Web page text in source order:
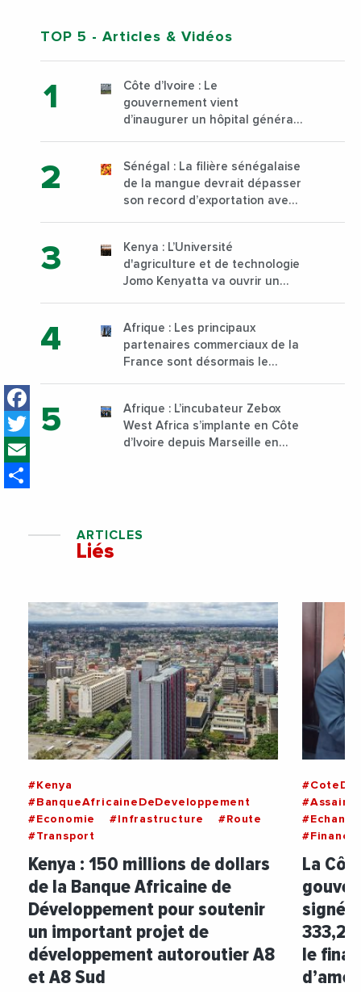
Facebook
Twitter
TOP 5 - Articles & Vidéos
Côte d’Ivoire : Le
gouvernement vient
d’inaugurer un hôpital général
Sénégal : La filière sénégalaise
de la mangue devrait dépasser
son record d’exportation avec
Kenya : L’Université
d'agriculture et de technologie
Jomo Kenyatta va ouvrir un
sur son campus de Karen à
Nairobi dès janvier 2023
Afrique : Les principaux
partenaires commerciaux de la
France sont désormais le
Afrique : L’incubateur Zebox
West Africa s’implante en Côte
d’Ivoire depuis Marseille en
ARTICLES
Liés
#Kenya
#BanqueAfricaineDeDeveloppement
#Economie
#Infrastructure
#Route
#Transport
Kenya : 150 millions de dollars
de la Banque Africaine de
Développement pour soutenir
un important projet de
développement autoroutier A8
et A8 Sud
La
signé
333,2
le